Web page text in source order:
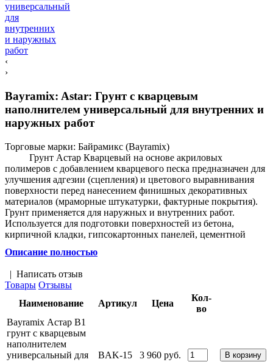
‹
›
Bayramix: Astar: Грунт с кварцевым
наполнителем универсальный для внутренних и
наружных работ
Торговые марки: Байрамикс (Bayramix)
Грунт Астар Кварцевый на основе акриловых
полимеров с добавлением кварцевого песка предназначен для
улучшения адгезии (сцепления) и цветового выравнивания
поверхности перед нанесением финишных декоративных
материалов (мраморные штукатурки, фактурные покрытия).
Грунт применяется для наружных и внутренних работ.
Используется для подготовки поверхностей из бетона,
кирпичной кладки, гипсокартонных панелей, цементной
поверхностей.
Описание полностью
| Написать отзыв
Товары Отзывы
Наименование
Артикул Цена
Кол-
во
Bayramix Астар В1
грунт с кварцевым
наполнителем
универсальный для
BAK-15 3 960 руб.